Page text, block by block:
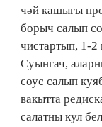
чәй кашыгы
борыч салып
чистартып, 1-2
Суынгач,
соус салып
вакытта
салатны кул